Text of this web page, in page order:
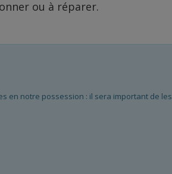
ou à réparer.
en notre possession : il sera important de les